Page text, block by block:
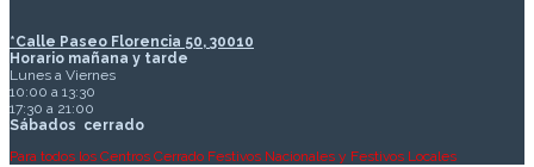
*Calle Paseo Florencia 50, 30010
Horario mañana y tarde
Lunes a Viernes
10:00 a 13:30
17:30 a 21:00
Sábados cerrado
Para todos los Centros Cerrado Festivos Nacionales y Festivos Locales